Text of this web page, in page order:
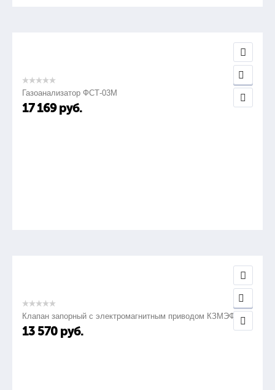
Газоанализатор ФСТ-03М
17 169 руб.
Клапан запорный с электромагнитным приводом КЗМЭФ
13 570 руб.